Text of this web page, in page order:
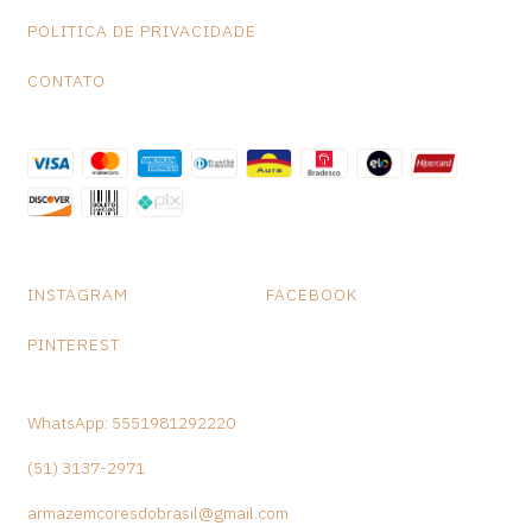
POLITICA DE PRIVACIDADE
CONTATO
INSTAGRAM FACEBOOK
PINTEREST
WhatsApp: 5551981292220
(51) 3137-2971
armazemcoresdobrasil@gmail.com